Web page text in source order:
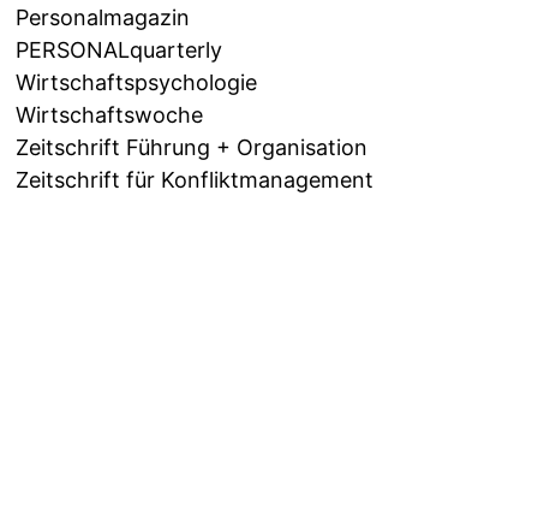
Personalmagazin
PERSONALquarterly
Wirtschaftspsychologie
Wirtschaftswoche
Zeitschrift Führung + Organisation
Zeitschrift für Konfliktmanagement